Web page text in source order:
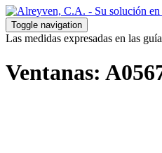
Toggle navigation
Las medidas expresadas en las
Ventanas: